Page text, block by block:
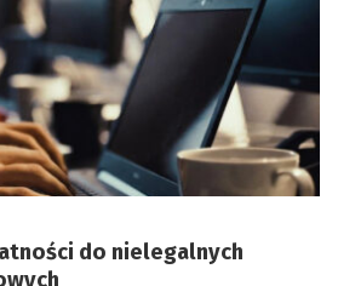
do nielegalnych